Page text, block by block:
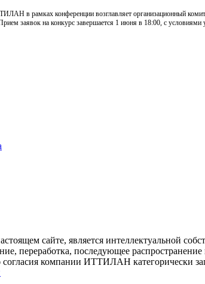
в рамках конференции возглавляет организационный
заявок на конкурс завершается 1 июня в 18:00, с
сайте, является интеллектуальной
переработка, последующее
согласия компании ИТТИЛАН категорически